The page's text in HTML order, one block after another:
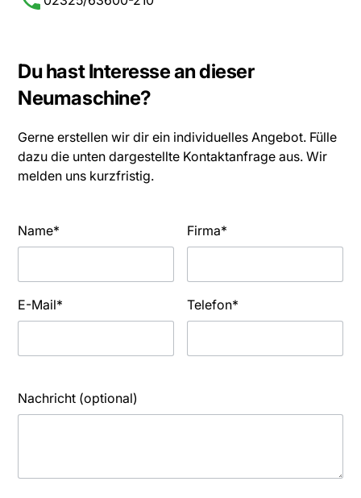
Du hast Interesse an dieser
Neumaschine?
Gerne erstellen wir dir ein individuelles Angebot. Fülle
dazu die unten dargestellte Kontaktanfrage aus. Wir
melden uns kurzfristig.
Name* Firma*
E-Mail* Telefon*
Nachricht (optional)